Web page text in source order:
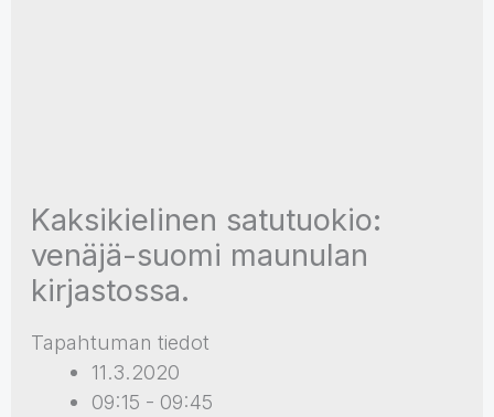
Kaksikielinen satutuokio:
venäjä-suomi maunulan
kirjastossa.
Tapahtuman tiedot
11.3.2020
09:15 - 09:45